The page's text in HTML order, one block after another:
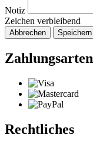
Notiz
Zeichen verbleibend
Abbrechen Speichern
Zahlungsarten
Rechtliches